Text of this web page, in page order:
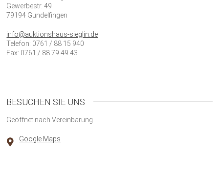
Gewerbestr. 49
79194 Gundelfingen
info@auktionshaus-sieglin.de
Telefon: 0761 / 88 15 940
Fax: 0761 / 88 79 49 43
BESUCHEN SIE UNS
Geöffnet nach Vereinbarung
Google Maps